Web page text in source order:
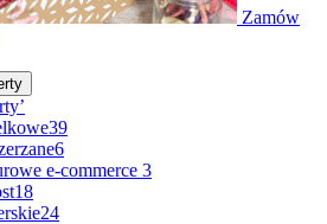
Zamów
39
6
e-commerce 3
18
24